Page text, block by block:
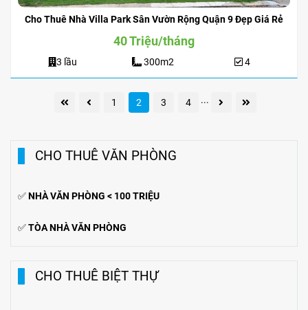
Cho Thuê Nhà Villa Park Sân Vườn Rộng Quận 9 Đẹp Giá Rẻ
40 Triệu/tháng
3 lầu 300m2 4
1 2 3 4 ...
CHO THUÊ VĂN PHÒNG
✅NHÀ VĂN PHÒNG < 100 TRIỆU
✅TÒA NHÀ VĂN PHÒNG
CHO THUÊ BIỆT THỰ